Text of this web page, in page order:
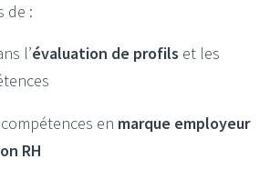
de :
l’évaluation de profils et les
en marque employeur
RH